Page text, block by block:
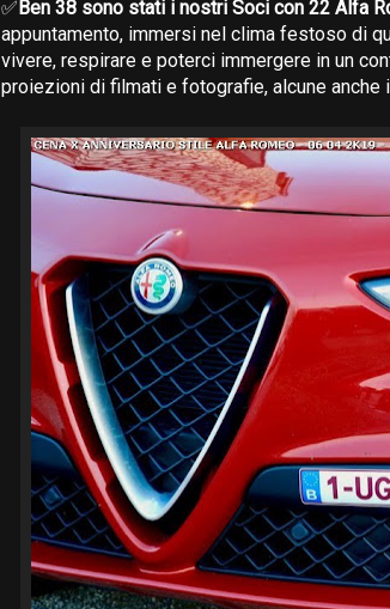
✅Ben 38 sono stati i nostri Soci con 22 Alfa
appuntamento, immersi nel clima festoso di
vivere, respirare e poterci immergere in un
proiezioni di filmati e fotografie, alcune anche